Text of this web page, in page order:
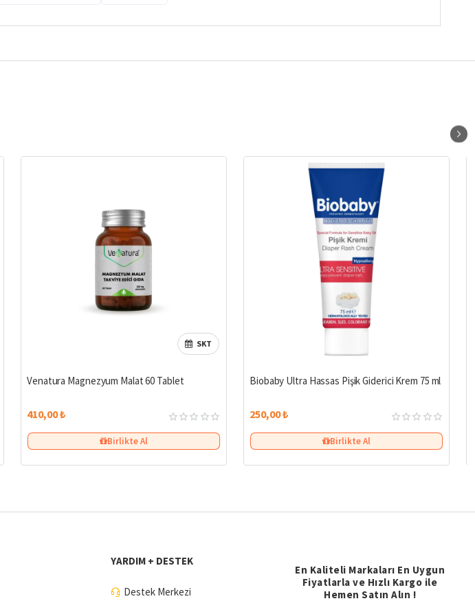
SKT
Venatura Magnezyum Malat 60 Tablet
410,00 ₺
Birlikte Al
Biobaby Ultra Hassas Pişik Giderici Krem 75 ml
250,00 ₺
Birlikte Al
YARDIM + DESTEK
Destek Merkezi
En Kaliteli Markaları En Uygun
Fiyatlarla ve Hızlı Kargo ile
Hemen Satın Alın !